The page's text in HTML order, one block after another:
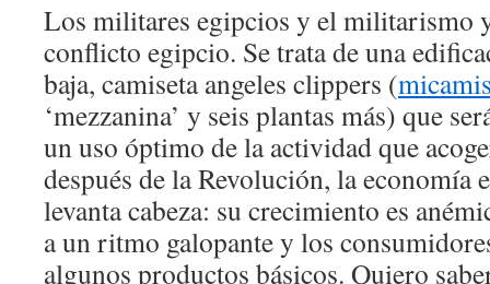
Los militares egipcios y el militarismo
conflicto egipcio. Se trata de una
baja, camiseta angeles clippers (
‘mezzanina’ y seis plantas más) que
un uso óptimo de la actividad que
después de la Revolución, la economía
levanta cabeza: su crecimiento es
a un ritmo galopante y los
algunos productos básicos. Quiero